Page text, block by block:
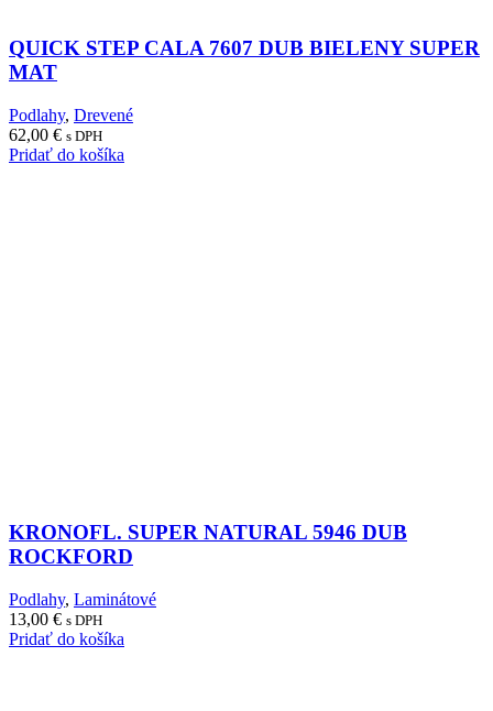
QUICK STEP CALA 7607 DUB BIELENY SUPER
MAT
Podlahy, Drevené
62,00 € s DPH
Pridať do košíka
KRONOFL. SUPER NATURAL 5946 DUB
ROCKFORD
Podlahy, Laminátové
13,00 € s DPH
Pridať do košíka